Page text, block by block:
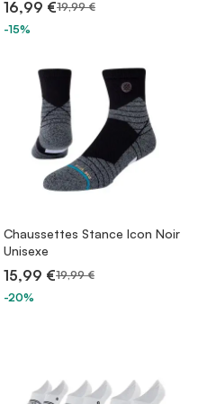
16,99 €19,99 €
-15%
Chaussettes Stance Icon Noir
Unisexe
15,99 €19,99 €
-20%